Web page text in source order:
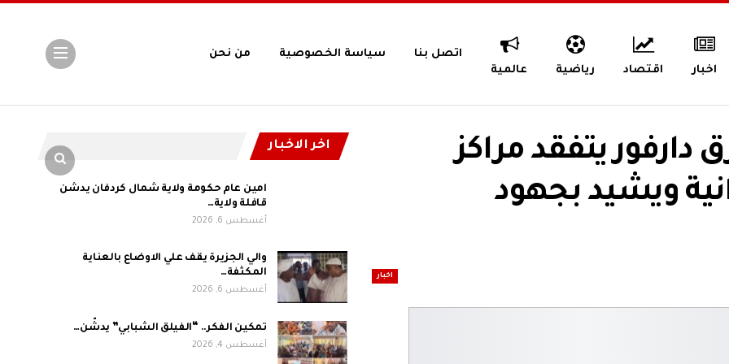
اخبار اقتصاد رياضية عالمية
اتصل بنا سياسة الخصوصية من نحن
دارفور يتفقد مراكز
ويشيد بجهود
اخبار
اخر الاخبار
امين عام حكومة ولاية شمال كردفان يدشن
قافلة ولاية…
أغسطس 6, 2026
والي الجزيرة يقف علي الاوضاع بالعناية
المكثفة…
أغسطس 6, 2026
تمكين الفكر.. “الفيلق الشبابي” يدشّن…
أغسطس 4, 2026